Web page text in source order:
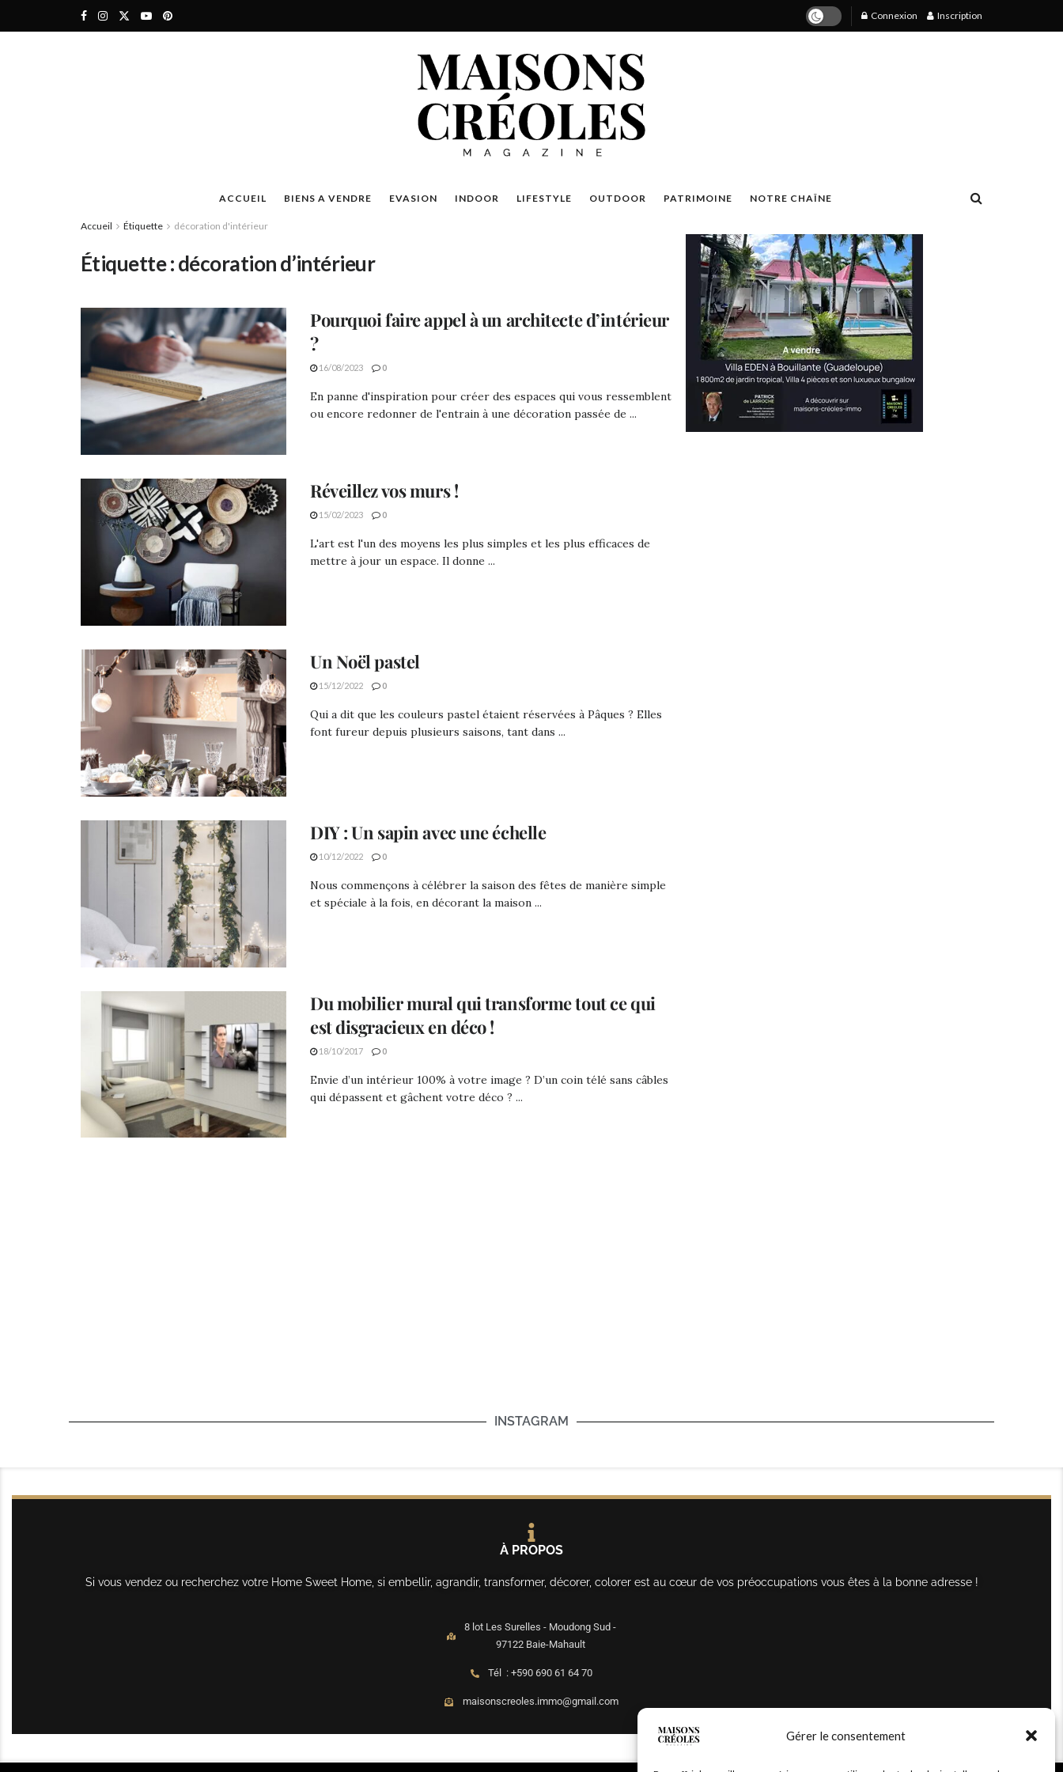
Gérer le consentement
Connexion Inscription
ACCUEIL BIENS A VENDRE EVASION INDOOR LIFESTYLE OUTDOOR PATRIMOINE NOTRE CHAÎNE
Accueil Étiquette décoration d'intérieur
Étiquette :décoration d’intérieur
Pourquoi faire appel à un architecte d’intérieur
?
16/08/2023 0
En panne d'inspiration pour créer des espaces qui vous ressemblent
ou encore redonner de l'entrain à une décoration passée de ...
Réveillez vos murs !
15/02/2023 0
L'art est l'un des moyens les plus simples et les plus efficaces de
mettre à jour un espace. Il donne ...
Un Noël pastel
15/12/2022 0
Qui a dit que les couleurs pastel étaient réservées à Pâques ? Elles
font fureur depuis plusieurs saisons, tant dans ...
DIY : Un sapin avec une échelle
10/12/2022 0
Nous commençons à célébrer la saison des fêtes de manière simple
et spéciale à la fois, en décorant la maison ...
Du mobilier mural qui transforme tout ce qui
est disgracieux en déco !
18/10/2017 0
Envie d’un intérieur 100% à votre image ? D’un coin télé sans câbles
qui dépassent et gâchent votre déco ? ...
INSTAGRAM
À PROPOS
Si vous vendez ou recherchez votre Home Sweet Home, si embellir, agrandir, transformer, décorer, colorer est au cœur de vos préoccupations vous êtes à la bonne adresse !
8 lot Les Surelles - Moudong Sud -
97122 Baie-Mahault
Tél : +590 690 61 64 70
maisonscreoles.immo@gmail.com